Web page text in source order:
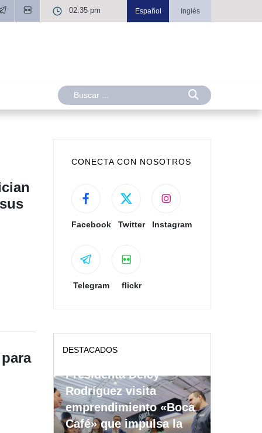
02:35 pm Español Inglés
CONECTA CON NOSOTROS
Facebook Twitter Instagram
Telegram flickr
DESTACADOS
Presidenta Delcy
Rodríguez visita
emprendimiento «Boca
Café» que impulsa la